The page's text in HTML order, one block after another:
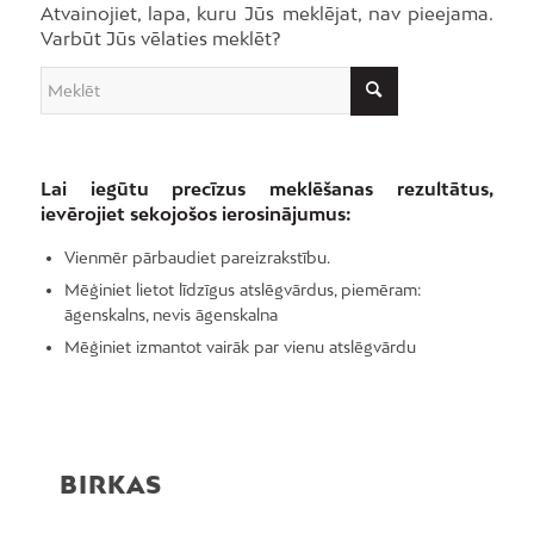
Atvainojiet, lapa, kuru Jūs meklējat, nav pieejama.
Varbūt Jūs vēlaties meklēt?
Lai iegūtu precīzus meklēšanas rezultātus,
ievērojiet sekojošos ierosinājumus:
Vienmēr pārbaudiet pareizrakstību.
Mēģiniet lietot līdzīgus atslēgvārdus, piemēram:
āgenskalns, nevis āgenskalna
Mēģiniet izmantot vairāk par vienu atslēgvārdu
BIRKAS